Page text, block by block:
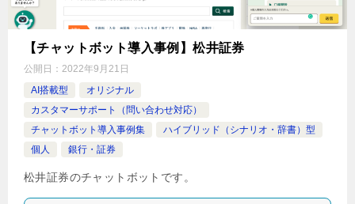
【チャットボット導入事例】松井証券
公開日： 2022年9月21日
AI搭載型
オリジナル
カスタマーサポート（問い合わせ対応）
チャットボット導入事例集
ハイブリッド（シナリオ・辞書）型
個人
銀行・証券
松井証券のチャットボットです。